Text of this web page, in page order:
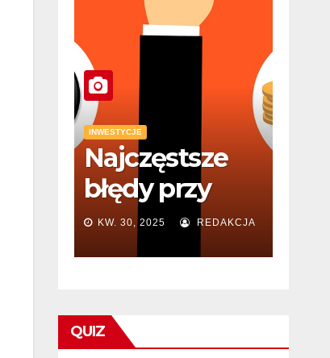
INWESTYCJE
Najczęstsze
błędy przy
zakładaniu
działalności
personalnego
i jak ich
KW. 30, 2025 REDAKCJA
QUIZ